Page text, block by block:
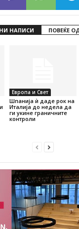
НАПИСИ ПОВЕЌЕ
Европа и Свет
Шпанија ѝ даде рок на
Италија до недела да
ги укине граничните
контроли